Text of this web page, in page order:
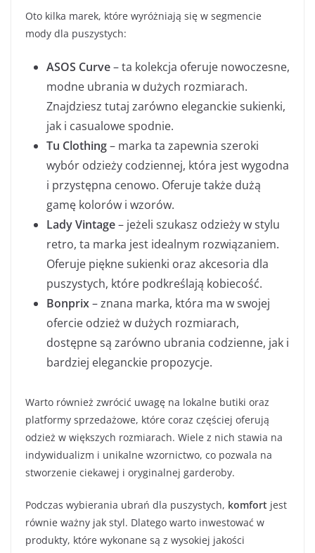
Oto kilka marek, które wyróżniają się w segmencie
mody dla puszystych:
ASOS Curve– ta kolekcja oferuje nowoczesne,
modne ubrania w dużych rozmiarach.
Znajdziesz tutaj zarówno eleganckie sukienki,
jak i casualowe spodnie.
Tu Clothing– marka ta zapewnia szeroki
wybór odzieży codziennej, która jest wygodna
i przystępna cenowo. Oferuje także dużą
gamę kolorów i wzorów.
Lady Vintage– jeżeli szukasz odzieży w stylu
retro, ta marka jest idealnym rozwiązaniem.
Oferuje piękne sukienki oraz akcesoria dla
puszystych, które podkreślają kobiecość.
Bonprix– znana marka, która ma w swojej
ofercie odzież w dużych rozmiarach,
dostępne są zarówno ubrania codzienne, jak i
bardziej eleganckie propozycje.
Warto również zwrócić uwagę na lokalne butiki oraz
platformy sprzedażowe, które coraz częściej oferują
odzież w większych rozmiarach. Wiele z nich stawia na
indywidualizm i unikalne wzornictwo, co pozwala na
stworzenie ciekawej i oryginalnej garderoby.
Podczas wybierania ubrań dla puszystych, komfort jest
równie ważny jak styl. Dlatego warto inwestować w
produkty, które wykonane są z wysokiej jakości